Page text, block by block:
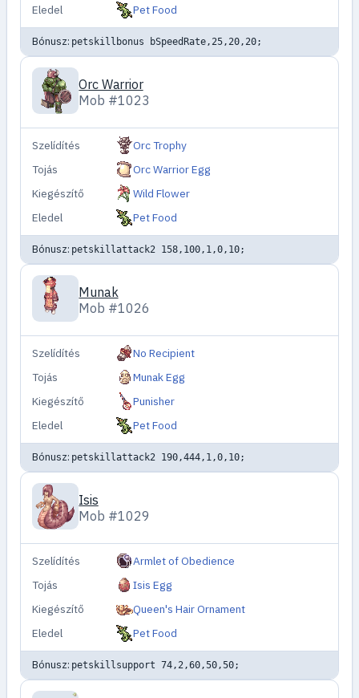
Eledel Pet Food
Bónusz: petskillbonus bSpeedRate,25,20,20;
Orc Warrior
Mob #1023
Szelídítés
Orc Trophy
Tojás
Orc Warrior Egg
Kiegészítő
Wild Flower
Eledel
Pet Food
Bónusz: petskillattack2 158,100,1,0,10;
Munak
Mob #1026
Szelídítés
No Recipient
Tojás
Munak Egg
Kiegészítő
Punisher
Eledel
Pet Food
Bónusz: petskillattack2 190,444,1,0,10;
Isis
Mob #1029
Szelídítés
Armlet of Obedience
Tojás
Isis Egg
Kiegészítő
Queen's Hair Ornament
Eledel
Pet Food
Bónusz: petskillsupport 74,2,60,50,50;